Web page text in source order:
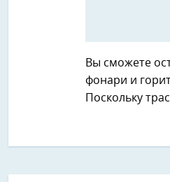
Вы сможете
фонари и
Поскольку